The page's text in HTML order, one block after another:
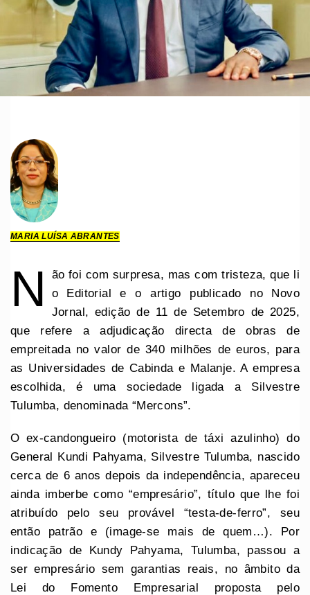
MARIA LUÍSA ABRANTES
N
ão foi com surpresa, mas com tristeza, que li
o Editorial e o artigo publicado no Novo
Jornal, edição de 11 de Setembro de 2025,
que refere a adjudicação directa de obras de
empreitada no valor de 340 milhões de euros, para
as Universidades de Cabinda e Malanje. A empresa
escolhida, é uma sociedade ligada a Silvestre
Tulumba, denominada “Mercons”.
O ex-candongueiro (motorista de táxi azulinho) do
General Kundi Pahyama, Silvestre Tulumba, nascido
cerca de 6 anos depois da independência, apareceu
ainda imberbe como “empresário”, título que lhe foi
atribuído pelo seu provável “testa-de-ferro”, seu
então patrão e (image-se mais de quem…). Por
indicação de Kundy Pahyama, Tulumba, passou a
ser empresário sem garantias reais, no âmbito da
Lei do Fomento Empresarial proposta pelo